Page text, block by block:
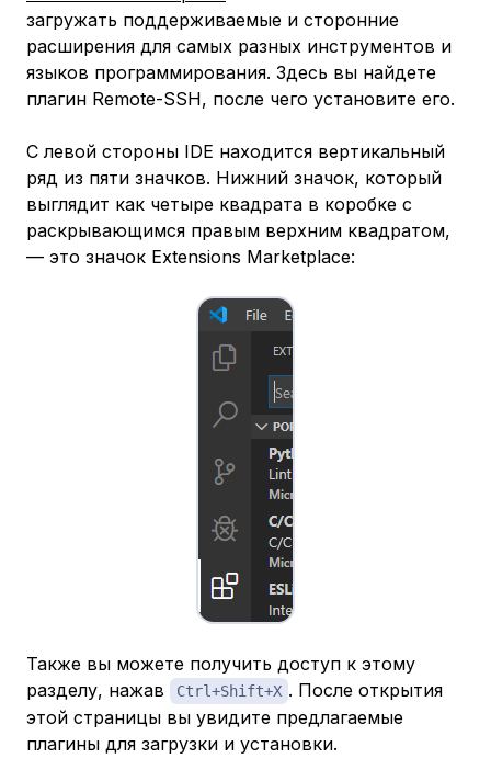
загружать поддерживаемые и сторонние
расширения для самых разных инструментов и
языков программирования. Здесь вы найдете
плагин Remote-SSH, после чего установите его.
С левой стороны IDE находится вертикальный
ряд из пяти значков. Нижний значок, который
выглядит как четыре квадрата в коробке с
раскрывающимся правым верхним квадратом,
— это значок Extensions Marketplace:
Также вы можете получить доступ к этому
разделу, нажав
Ctrl+Shift+X . После открытия
этой страницы вы увидите предлагаемые
плагины для загрузки и установки.